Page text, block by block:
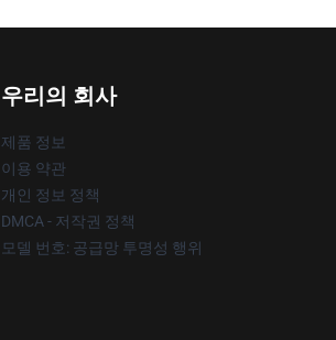
우리의 회사
제품 정보
이용 약관
개인 정보 정책
DMCA - 저작권 정책
모델 번호: 공급망 투명성 행위